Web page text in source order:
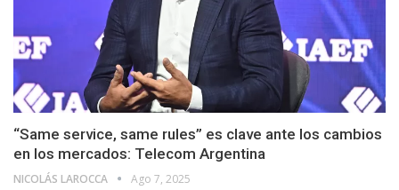
“Same service, same rules” es clave ante los cambios
en los mercados: Telecom Argentina
NICOLÁS LAROCCA Ago 7, 2025